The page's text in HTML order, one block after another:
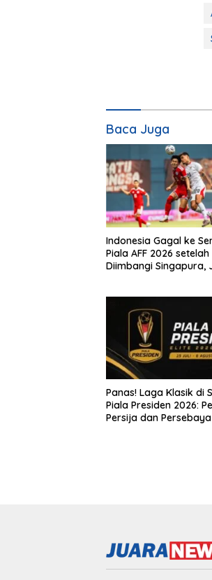
Baca Juga
Indonesia Gagal ke
Piala AFF 2026 setelah
Diimbangi Singapura,
Panas! Laga Klasik di
Piala Presiden 2026:
Persija dan